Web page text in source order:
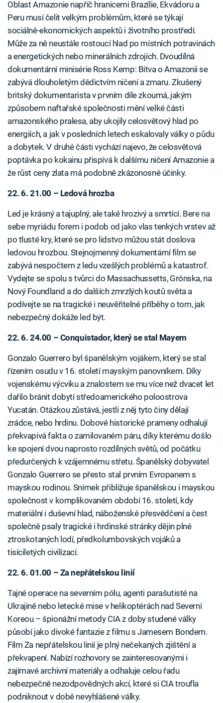
Oblast Amazonie napříč hranicemi Brazílie, Ekvádoru a
Peru musí čelit velkým problémům, které se týkají
sociálně-ekonomických aspektů i životního prostředí.
Může za ně neustále rostoucí hlad po místních potravinách
a energetických nebo minerálních zdrojích. Dvoudílná
dokumentární minisérie Ross Kemp: Bitva o Amazonii se
zabývá dlouholetým dědictvím ničení a zmaru. Zkušený
britský dokumentarista v prvním díle zkoumá, jakým
způsobem naftařské společnosti mění velké části
amazonského pralesa, aby ukojily celosvětový hlad po
energiích, a jak v posledních letech eskalovaly války o půdu
a dobytek. V druhé části vychází najevo, že celosvětová
poptávka po kokainu přispívá k dalšímu ničení Amazonie a
že růst ceny zlata má podobně zkázonosné účinky.
22. 6. 21.00 – Ledová hrozba
Led je krásný a tajuplný, ale také hrozivý a smrtící. Bere na
sebe myriádu forem i podob od jako vlas tenkých vrstev až
po tlusté kry, které se pro lidstvo můžou stát doslova
ledovou hrozbou. Stejnojmenný dokumentární film se
zabývá nespočtem z ledu vzešlých problémů a katastrof.
Vydejte se spolu s tvůrci do Massachussetts, Grónska, na
Nový Foundland a do dalších zmrzlých koutů světa a
podívejte se na tragické i neuvěřitelné příběhy o tom, jak
nebezpečný dokáže led být.
22. 6. 24.00 – Conquistador, který se stal Mayem
Gonzalo Guerrero byl španělským vojákem, který se stal
řízením osudu v 16. století mayským panovníkem. Díky
vojenskému výcviku a znalostem se mu více než dvacet let
dařilo bránit dobytí středoamerického poloostrova
Yucatán. Otázkou zůstává, jestli z něj tyto činy dělají
zrádce, nebo hrdinu. Dobové historické prameny odhalují
překvapivá fakta o zamilovaném páru, díky kterému došlo
ke spojení dvou naprosto rozdílných světů, od počátku
předurčených k vzájemnému střetu. Španělský dobyvatel
Gonzalo Guerrero se přesto stal prvním Evropanem s
mayskou rodinou. Snímek přibližuje španělskou i mayskou
společnost v komplikovaném období 16. století, kdy
materiální i duševní hlad, náboženské přesvědčení a čest
společně psaly tragické i hrdinské stránky dějin plné
ztroskotaných lodí, předkolumbovských vojáků a
tisíciletých civilizací.
22. 6. 01.00 – Za nepřátelskou linií
Tajné operace na severním pólu, agenti parašutisté na
Ukrajině nebo letecké mise v helikoptérách nad Severní
Koreou – špionážní metody CIA z doby studené války
působí jako divoké fantazie z filmu s Jamesem Bondem.
Film Za nepřátelskou linií je plný nečekaných zjištění a
překvapení. Nabízí rozhovory se zainteresovanými i
zajímavé archivní materiály a odhaluje celou řadu
nebezpečně nezodpovědných akcí, které si CIA troufla
podniknout v době nevyhlášené války.